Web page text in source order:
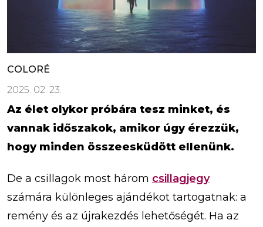
COLORÉ
2025. 02. 23.
Az élet olykor próbára tesz minket, és
vannak időszakok, amikor úgy érezzük,
hogy minden összeesküdött ellenünk.
De a csillagok most három csillagjegy
számára különleges ajándékot tartogatnak: a
remény és az újrakezdés lehetőségét. Ha az